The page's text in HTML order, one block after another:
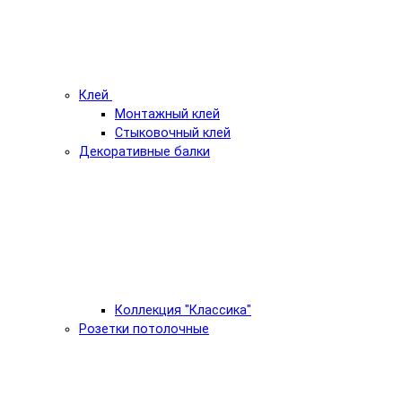
Клей
Монтажный клей
Стыковочный клей
Декоративные балки
Коллекция "Классика"
Розетки потолочные